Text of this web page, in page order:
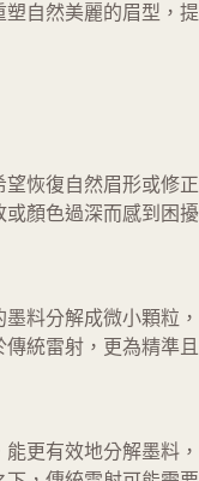
自然美麗的眉型，提
恢復自然眉形或修正
顏色過深而感到困擾
料分解成微小顆粒，
統雷射，更為精準且
更有效地分解墨料，